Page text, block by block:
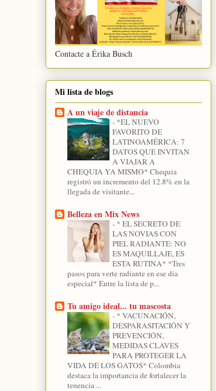
Contacte a Érika Busch
Mi lista de blogs
A un viaje de distancia
- *EL NUEVO
FAVORITO DE
LATINOAMÉRICA: 7
DATOS QUE INVITAN
A VIAJAR A
CHEQUIA YA MISMO* Chequia
registró un incremento del 12.8% en la
llegada de visitante...
Belleza en Mix News
- * EL SECRETO DE
LAS NOVIAS CON
PIEL RADIANTE: NO
ES MAQUILLAJE, ES
ESTA RUTINA* *Tres
pasos para verte radiante en ese día
especial* Entre la lista de p...
Tu amigo ideal... tu mascosta
- * VACUNACIÓN,
DESPARASITACIÓN Y
PREVENCIÓN,
MEDIDAS CLAVES
PARA PROTEGER LA
VIDA DE LOS GATOS* Colombia
destaca la importancia de fortalecer la
tenencia ...